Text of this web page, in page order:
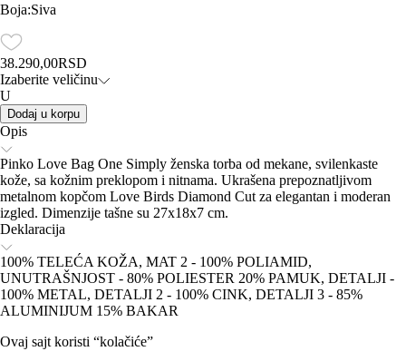
Boja:Siva
38.290,00RSD
Izaberite veličinu
U
Dodaj u korpu
Opis
Pinko Love Bag One Simply ženska torba od mekane, svilenkaste
kože, sa kožnim preklopom i nitnama. Ukrašena prepoznatljivom
metalnom kopčom Love Birds Diamond Cut za elegantan i moderan
izgled. Dimenzije tašne su 27x18x7 cm.
Deklaracija
100% TELEĆA KOŽA, MAT 2 - 100% POLIAMID,
UNUTRAŠNJOST - 80% POLIESTER 20% PAMUK, DETALJI -
100% METAL, DETALJI 2 - 100% CINK, DETALJI 3 - 85%
ALUMINIJUM 15% BAKAR
Ovaj sajt koristi “kolačiće”